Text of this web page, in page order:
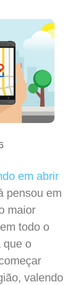
em abrir
pensou em
maior
todo o
que o
valendo